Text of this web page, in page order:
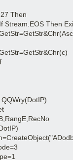
Then Exit